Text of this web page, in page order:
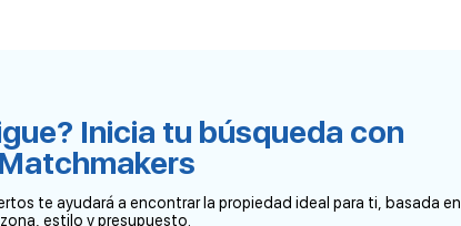
Inicia tu búsqueda con
Matchmakers
te ayudará a encontrar la propiedad ideal para ti, basada en
zona, estilo y presupuesto.